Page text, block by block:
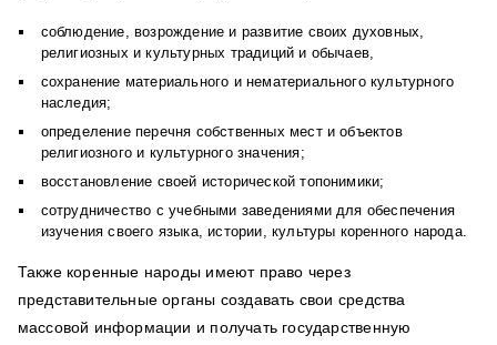
соблюдение, возрождение и развитие своих духовных,
религиозных и культурных традиций и обычаев,
сохранение материального и нематериального культурного
наследия;
определение перечня собственных мест и объектов
религиозного и культурного значения;
восстановление своей исторической топонимики;
сотрудничество с учебными заведениями для обеспечения
изучения своего языка, истории, культуры коренного народа.
Также коренные народы имеют право через
представительные органы создавать свои средства
массовой информации и получать государственную